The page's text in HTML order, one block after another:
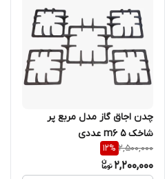
چدن اجاق گاز مدل مربع پر
شاخک m6 5 عددی
2,500,000
12%
2,200,000